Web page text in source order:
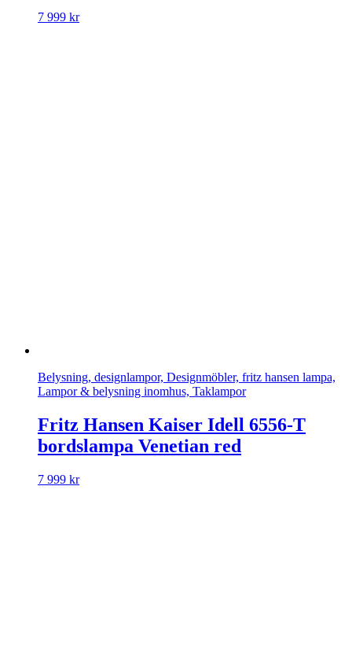
7 999 kr
Belysning, designlampor, Designmöbler, fritz hansen lampa,
Lampor & belysning inomhus, Taklampor
Fritz Hansen Kaiser Idell 6556-T
bordslampa Venetian red
7 999 kr